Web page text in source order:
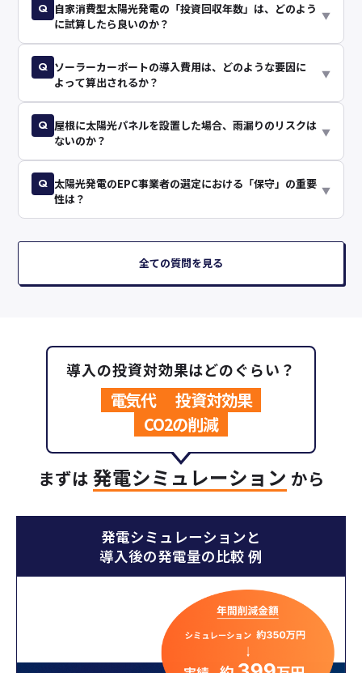
Q 自家消費型太陽光発電の「投資回収年数」は、どのよう
に試算したら良いのか？
▼
Q ソーラーカーポートの導入費用は、どのような要因に
よって算出されるか？
▼
Q 屋根に太陽光パネルを設置した場合、雨漏りのリスクは
ないのか？
▼
Q 太陽光発電のEPC事業者の選定における「保守」の重要
性は？
▼
全ての質問を見る
導入の投資対効果はどのぐらい？
電気代
投資対効果
CO2の削減
まずは 発電シミュレーション から
発電シミュレーションと
導入後の発電量の比較 例